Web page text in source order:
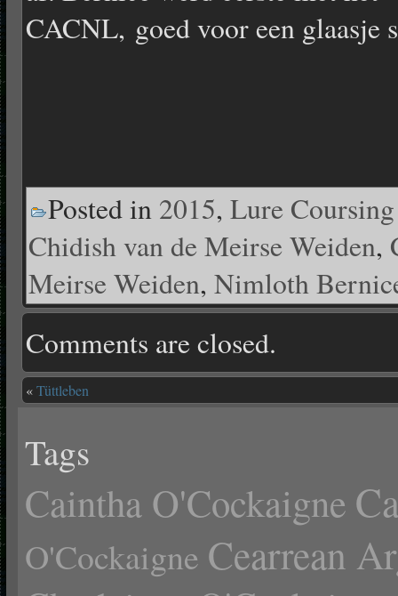
CACNL, goed voor een glaasje
Posted in 2015, Lure Coursing
Chidish van de Meirse Weiden,
Meirse Weiden, Nimloth
Comments are closed.
«Tüttleben
Tags
Caintha O'Cockaigne
O'Cockaigne Cearrean